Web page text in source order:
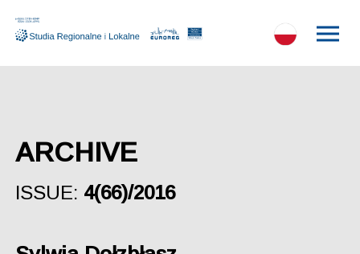
ARCHIVE
ISSUE: 4(66)/2016